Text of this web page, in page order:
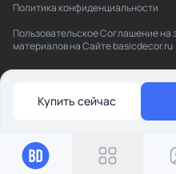
Купить сейчас
Политика конфиденциальности
Пользовательское Соглашение
материалов на Сайте basicdecor.ru